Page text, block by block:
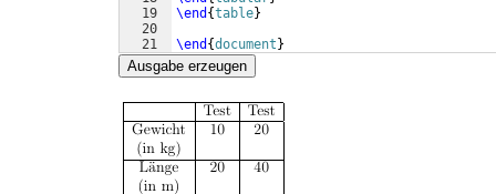
19
20
21
\end {table}
\end {document }
Ausgabe erzeugen